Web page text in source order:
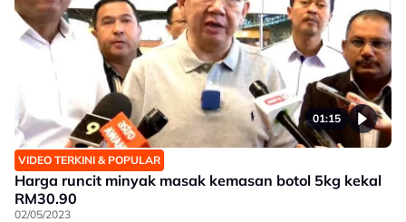
01:15
VIDEO TERKINI & POPULAR
Harga runcit minyak masak kemasan botol 5kg kekal
RM30.90
02/05/2023